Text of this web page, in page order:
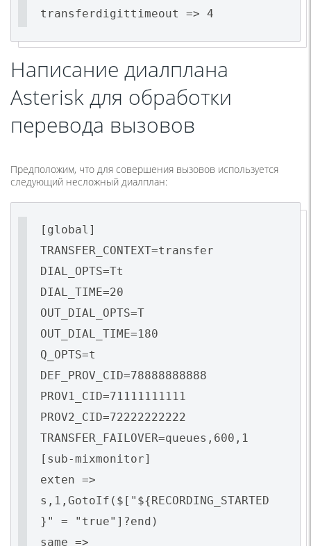
transferdigittimeout => 4
Написание диалплана
Asterisk для обработки
перевода вызовов
Предположим, что для совершения вызовов используется
следующий несложный диалплан:
[global]
TRANSFER_CONTEXT=transfer
DIAL_OPTS=Tt
DIAL_TIME=20
OUT_DIAL_OPTS=T
OUT_DIAL_TIME=180
Q_OPTS=t
DEF_PROV_CID=78888888888
PROV1_CID=71111111111
PROV2_CID=72222222222
TRANSFER_FAILOVER=queues,600,1
[sub-mixmonitor]
exten =>
s,1,GotoIf($["${RECORDING_STARTED
}" = "true"]?end)
same =>